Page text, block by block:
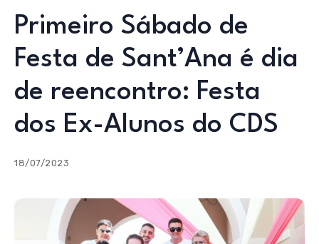
Primeiro Sábado de
Festa de Sant’Ana é dia
de reencontro: Festa
dos Ex-Alunos do CDS
18/07/2023